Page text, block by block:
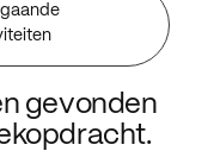
gevonden